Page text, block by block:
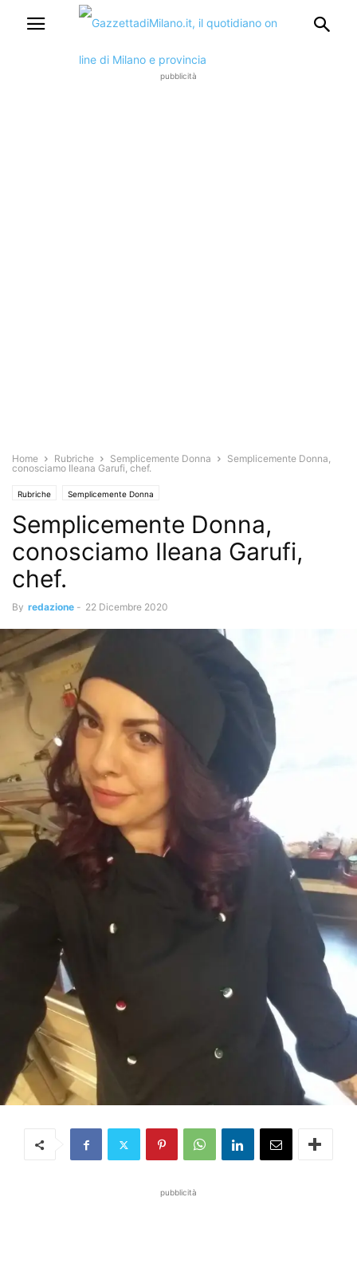
pubblicità
Home Rubriche Semplicemente Donna
Semplicemente Donna,
conosciamo Ileana Garufi, chef.
Rubriche Semplicemente Donna
Semplicemente Donna,
conosciamo Ileana Garufi,
chef.
By redazione - 22 Dicembre 2020
pubblicità